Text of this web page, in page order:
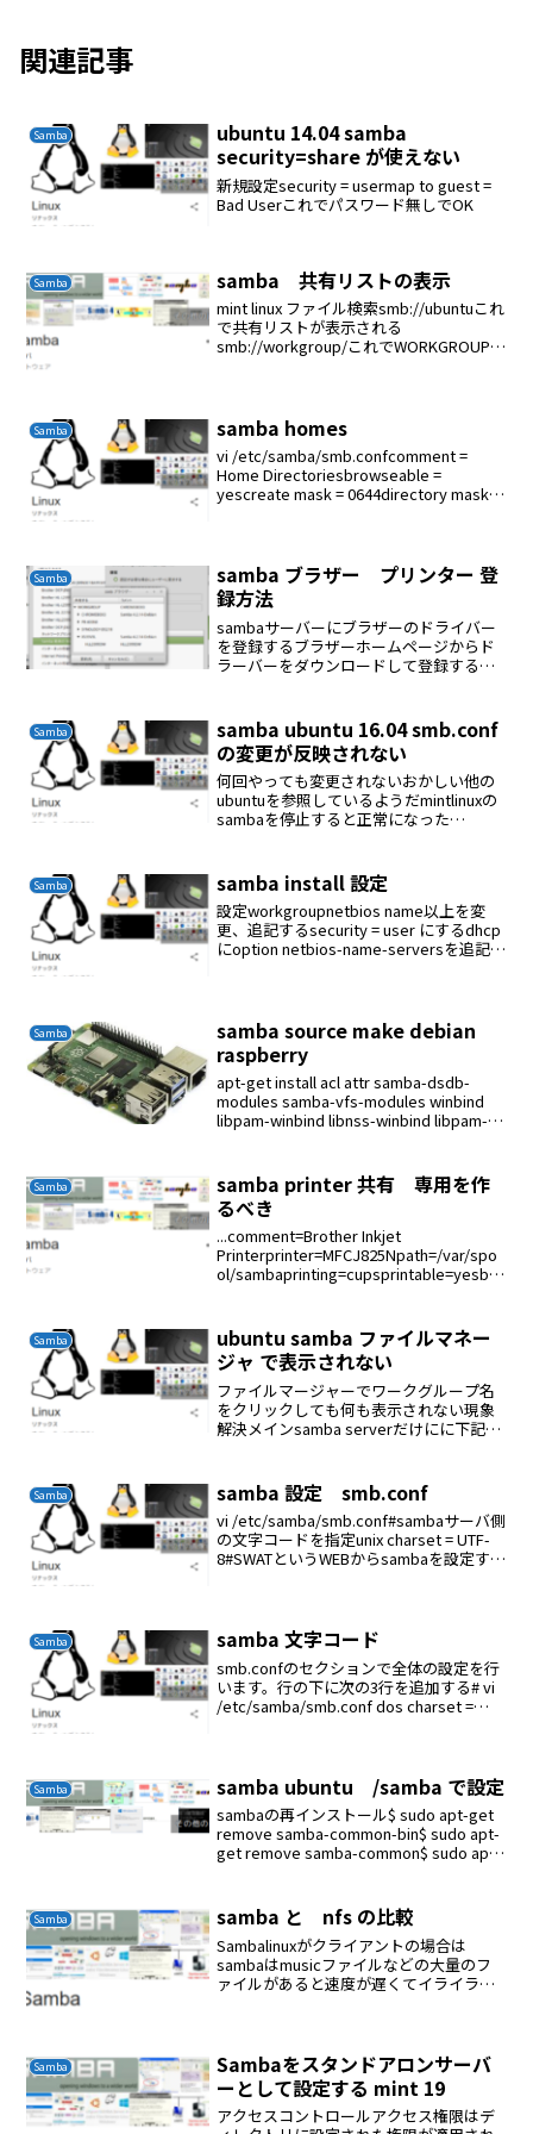
関連記事
Samba
ubuntu 14.04 samba
security=share が使えない
新規設定security = usermap to guest =
Bad Userこれでパスワード無しでOK
Samba samba 共有リストの表示
mint linux ファイル検索smb://ubuntuこれ
で共有リストが表示される
smb://workgroup/これでWORKGROUPに
Samba samba homes
vi /etc/samba/smb.confcomment =
Home Directoriesbrowseable =
yescreate mask = 0644directory mask =
Samba
samba ブラザー プリンター 登
録方法
sambaサーバーにブラザーのドライバー
を登録するブラザーホームページからド
ラーバーをダウンロードして登録する。
登録 プリンターをクリック...
Samba
samba ubuntu 16.04 smb.conf
の変更が反映されない
何回やっても変更されないおかしい他の
ubuntuを参照しているようだmintlinuxの
sambaを停止すると正常になった
Samba samba install 設定
設定workgroupnetbios name以上を変
更、追記するsecurity = user にするdhcp
にoption netbios-name-serversを追記ど
Samba
samba source make debian
raspberry
apt-get install acl attr samba-dsdb-
modules samba-vfs-modules winbind
libpam-winbind libnss-winbind libpam-
Samba
samba printer 共有 専用を作
るべき
...comment=Brother Inkjet
Printerprinter=MFCJ825Npath=/var/spo
ol/sambaprinting=cupsprintable=yesbro
Samba
ubuntu samba ファイルマネー
ジャ で表示されない
ファイルマージャーでワークグループ名
をクリックしても何も表示されない現象
解決メインsamba serverだけにに下記を
Samba samba 設定 smb.conf
vi /etc/samba/smb.conf#sambaサーバ側
の文字コードを指定unix charset = UTF-
8#SWATというWEBからsambaを設定する
Samba samba 文字コード
smb.confのセクションで全体の設定を行
います。行の下に次の3行を追加する# vi
/etc/samba/smb.conf dos charset =
Samba samba ubuntu /samba で設定
sambaの再インストール$ sudo apt-get
remove samba-common-bin$ sudo apt-
get remove samba-common$ sudo apt-
Samba samba と nfs の比較
Sambalinuxがクライアントの場合は
sambaはmusicファイルなどの大量のフ
ァイルがあると速度が遅くてイライラす
Samba
Sambaをスタンドアロンサーバ
ーとして設定する mint 19
アクセスコントロールアクセス権限はデ